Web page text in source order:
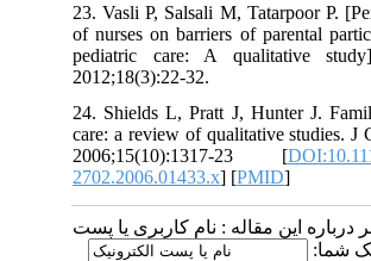
23. Vasli P, Salsali M, Tatarpoor P.
of nurses on barriers of parental
pediatric care: A qualitative
2012;18(3):22-32.
24. Shields L, Pratt J, Hunter J.
care: a review of qualitative studies.
2006;15(10):1317-23 [
2702.2006.01433.x] [PMID
این مقاله : نام کاربری یا پست
شما: